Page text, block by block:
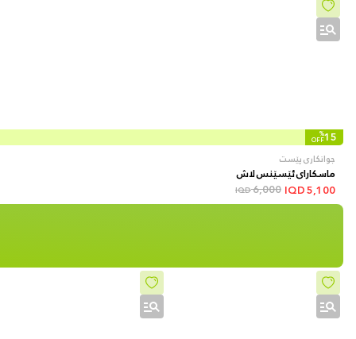
15
%
OFF
جوانکاری پێست
ماسکارای ئێسێنس لاش
5,100
6,000
IQD